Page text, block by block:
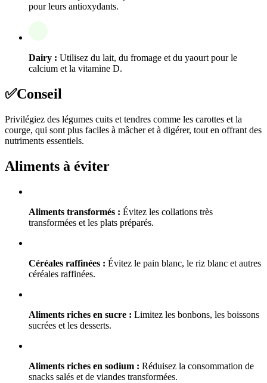
pour leurs antioxydants.
Dairy : Utilisez du lait, du fromage et du yaourt pour le
calcium et la vitamine D.
✅Conseil
Privilégiez des légumes cuits et tendres comme les carottes et la
courge, qui sont plus faciles à mâcher et à digérer, tout en offrant des
nutriments essentiels.
Aliments à éviter
Aliments transformés : Évitez les collations très
transformées et les plats préparés.
Céréales raffinées : Évitez le pain blanc, le riz blanc et autres
céréales raffinées.
Aliments riches en sucre : Limitez les bonbons, les boissons
sucrées et les desserts.
Aliments riches en sodium : Réduisez la consommation de
snacks salés et de viandes transformées.